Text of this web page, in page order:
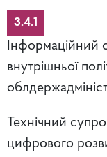
3.4.1
Інформаційний
внутрішньої
Технічний
цифрового